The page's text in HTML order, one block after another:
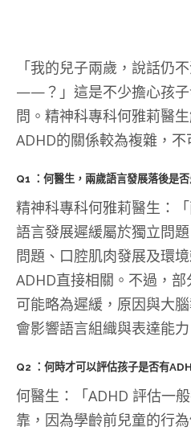
「我的兒子兩歲，說話仍
——？」這是不少擔心孩子
問。精神科專科何雅莉醫
ADHD的關係較為複雜，不
Q1 ：何醫生，兩歲語言發展落後是
精神科專科何雅莉醫生：
語言發展遲緩屬於獨立問
問題、口腔肌肉發展及環
ADHD直接相關。不過，
可能略為遲緩，原因與大
會影響語言組織與表達能力
Q2 ：何時才可以評估孩子是否有
何醫生：「ADHD 評估一
靠，因為學齡前兒童的行